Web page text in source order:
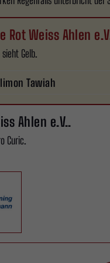
Rot Weiss Ahlen
Gelb.
Tawiah
Ahlen e.V..
Curic.